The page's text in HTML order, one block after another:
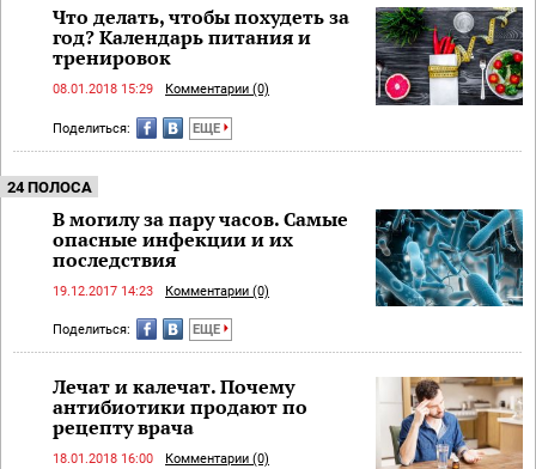
Что делать, чтобы похудеть за
год? Календарь питания и
тренировок
08.01.2018 15:29 Комментарии (0)
Поделиться: ЕЩЕ
24 ПОЛОСА
В могилу за пару часов. Самые
опасные инфекции и их
последствия
19.12.2017 14:23 Комментарии (0)
Поделиться: ЕЩЕ
Лечат и калечат. Почему
антибиотики продают по
рецепту врача
18.01.2018 16:00 Комментарии (0)